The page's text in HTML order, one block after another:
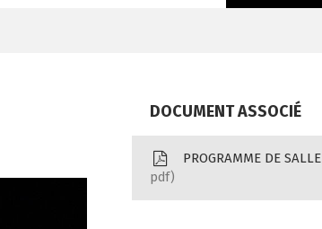
DOCUMENT ASSOCIÉ
PROGRAMME DE SALLE
pdf